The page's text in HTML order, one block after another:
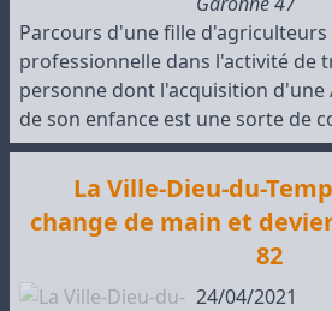
Parcours d'une fille
professionnelle dans l'activité de
personne dont l'acquisition d'une
de son enfance est une sorte de
La Ville-Dieu-du-
change de main et
82
24/04/2021